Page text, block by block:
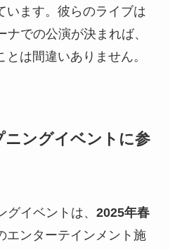
います。彼らのライブは
での公演が決まれば、
は間違いありません。
ニングイベントに参
イベントは、 2025年春
エンターテインメント施